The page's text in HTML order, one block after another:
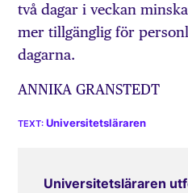
två dagar i veckan
mer tillgänglig för
dagarna.
ANNIKA GRANSTEDT
Universitetsläraren
Universitetsläraren